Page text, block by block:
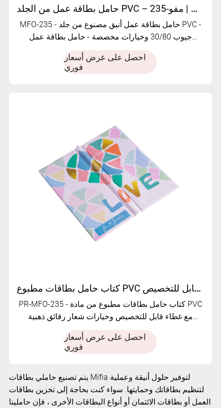
حامل بطاقة عمل من الجلد PVC – منظم بطاقات احترافي | مفو-235
MFO-235 - حامل بطاقة عمل أنيق مصنوع من جلد PVC -
جيوب 30/80 وخيارات مخصصة - حامل بطاقة عمل
بلوري
احصل على عرض أسعار
فوري
كتاب حامل بطاقات مطبوع PVC قابل للتخصيص | PR-MFO-235
PR-MFO-235 - كتاب حامل بطاقات مطبوع من مادة PVC
مع غطاء قابل للتخصيص وخيارات شعار رقائق ذهبية
احصل على عرض أسعار
فوري
يتم تصنيع حاملي بطاقات Mifia لتوفير حلول أنيقة وعملية
لتنظيم بطاقاتك وحمايتها. سواء كنت بحاجة إلى تخزين بطاقات
العمل أو بطاقات الائتمان أو أنواع البطاقات الأخرى ، فإن حاملينا